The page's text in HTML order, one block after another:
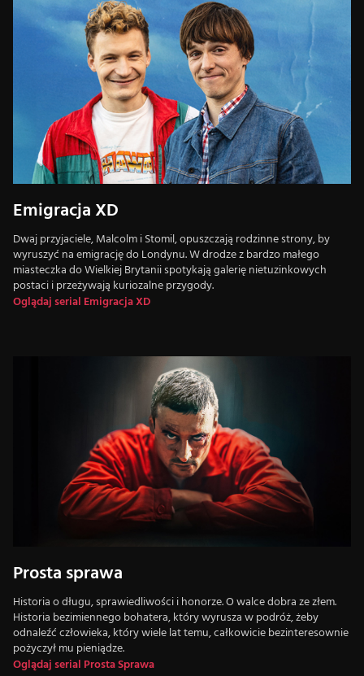
Emigracja XD
Dwaj przyjaciele, Malcolm i Stomil, opuszczają rodzinne strony, by
wyruszyć na emigrację do Londynu. W drodze z bardzo małego
miasteczka do Wielkiej Brytanii spotykają galerię nietuzinkowych
postaci i przeżywają kuriozalne przygody.
Oglądaj serial Emigracja XD
Prosta sprawa
Historia o długu, sprawiedliwości i honorze. O walce dobra ze złem.
Historia bezimiennego bohatera, który wyrusza w podróż, żeby
odnaleźć człowieka, który wiele lat temu, całkowicie bezinteresownie
pożyczył mu pieniądze.
Oglądaj serial Prosta Sprawa